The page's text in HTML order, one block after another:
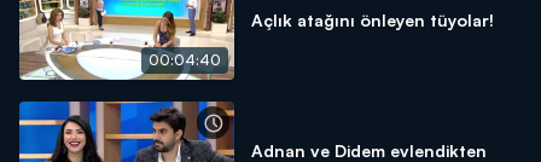
00:04:40
Açlık atağını önleyen tüyolar!
Adnan ve Didem evlendikten